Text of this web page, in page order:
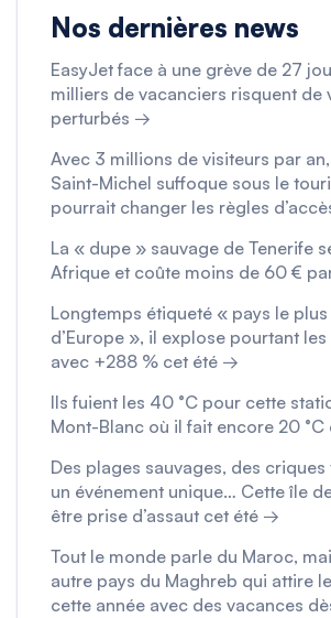
Nos dernières news
EasyJet face à une grève de 27
milliers de vacanciers risquent de
perturbés →
Avec 3 millions de visiteurs par
Saint-Michel suffoque sous le
pourrait changer les règles
La « dupe » sauvage de Tenerife
Afrique et coûte moins de 60 €
Longtemps étiqueté « pays le
d’Europe », il explose pourtant
avec +288 % cet été →
Ils fuient les 40 °C pour cette
Mont-Blanc où il fait encore 20
Des plages sauvages, des
un événement unique… Cette île
être prise d’assaut cet été →
Tout le monde parle du Maroc,
autre pays du Maghreb qui attire
cette année avec des vacances